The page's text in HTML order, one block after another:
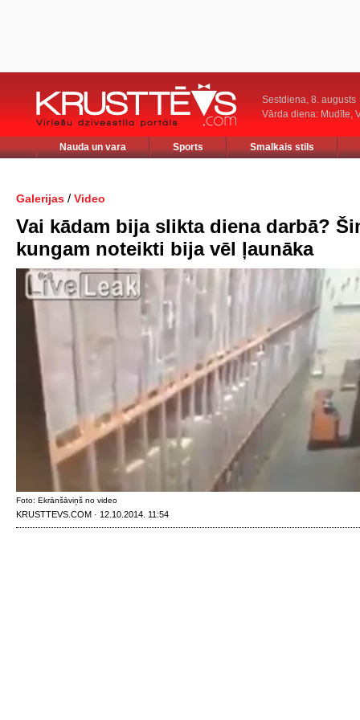
Sestdiena, 8. augusts
Vārda diena: Mudīte,
Nauda un vara Sports Smalkais stils
Galerijas / Video
Vai kādam bija slikta diena darbā?
kungam noteikti bija vēl ļaunāka
Foto: Ekrānšāviņš no video
KRUSTTEVS.COM · 12.10.2014. 11:54